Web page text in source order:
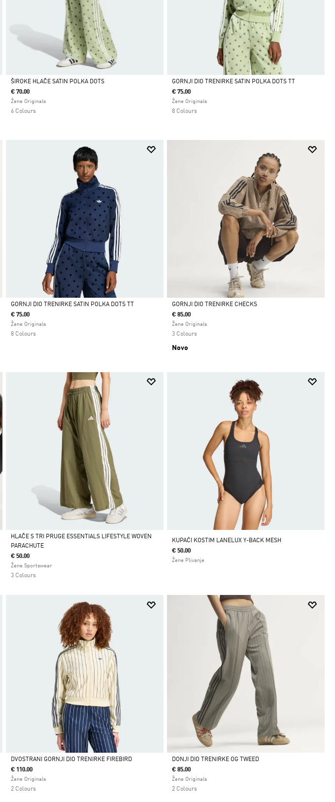
Da
ŠIROKE HLAČE SATIN POLKA DOTS
€ 70.00
Žene Originals
6 Colours
Da
GORNJI DIO TRENIRKE SATIN POLKA DOTS TT
€ 75.00
Žene Originals
8 Colours
Da
GORNJI DIO TRENIRKE SATIN POLKA DOTS TT
€ 75.00
Žene Originals
8 Colours
Da
GORNJI DIO TRENIRKE CHECKS
€ 85.00
Žene Originals
3 Colours
Novo
Da
HLAČE S TRI PRUGE ESSENTIALS LIFESTYLE WOVEN
PARACHUTE
€ 50.00
Žene Sportswear
3 Colours
KUPAĆI KOSTIM LANELUX Y-BACK MESH
€ 50.00
Žene Plivanje
Da
DVOSTRANI GORNJI DIO TRENIRKE FIREBIRD
€ 110.00
Žene Originals
2 Colours
Da
DONJI DIO TRENIRKE OG TWEED
€ 85.00
Žene Originals
2 Colours